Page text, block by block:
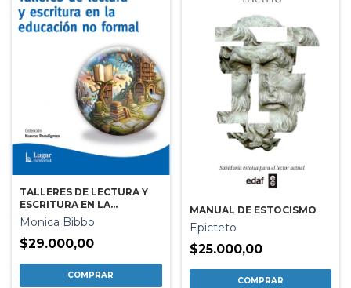
TALLERES DE LECTURA Y
ESCRITURA EN LA
EDUCACION NO FORMAL
Monica Bibbo
$29.000,00
MANUAL DE ESTOCISMO
Epicteto
$25.000,00